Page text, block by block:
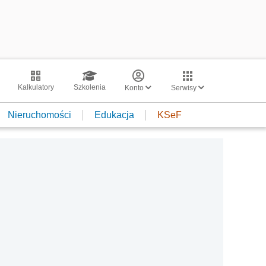
Kalkulatory Szkolenia Konto Serwisy
Nieruchomości Edukacja KSeF